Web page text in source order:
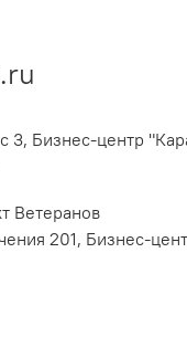
3, Бизнес-центр
Ветеранов
201, Бизнес-